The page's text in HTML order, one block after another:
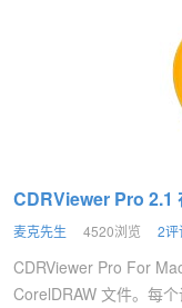
CDRViewer Pro 2.1
麦克先生 4520浏览 2评
CDRViewer Pro For
CorelDRAW 文件。每